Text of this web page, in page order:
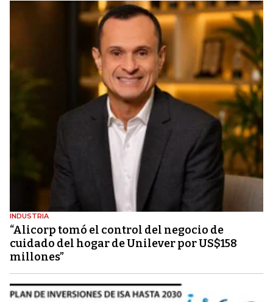
INDUSTRIA
“Alicorp tomó el control del negocio de
cuidado del hogar de Unilever por US$158
millones”